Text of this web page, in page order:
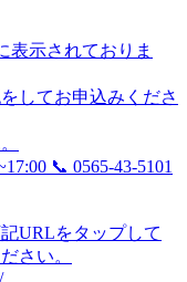
表示されておりま
してお申込みくださ
📞 0565-43-5101
URLをタップして
さい。